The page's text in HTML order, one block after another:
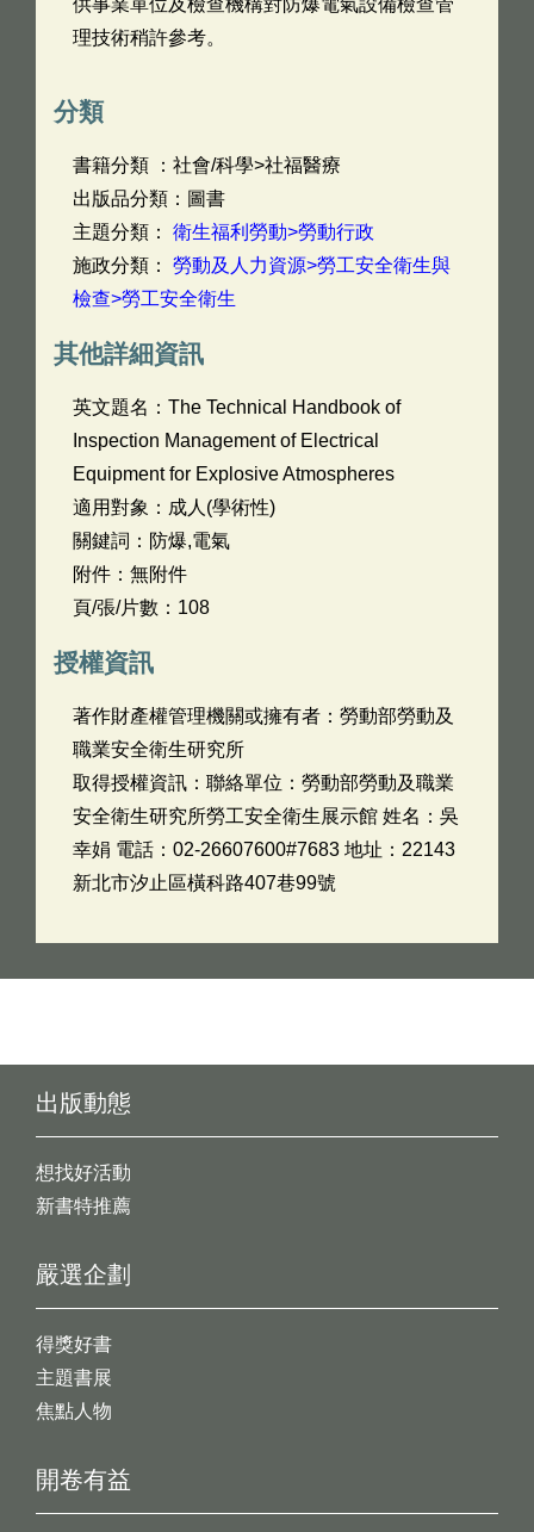
供事業單位及檢查機構對防爆電氣設備檢查管
理技術稍許參考。
分類
書籍分類 ：社會/科學>社福醫療
出版品分類：圖書
主題分類： 衛生福利勞動>勞動行政
施政分類： 勞動及人力資源>勞工安全衛生與
檢查>勞工安全衛生
其他詳細資訊
英文題名： The Technical Handbook of
Inspection Management of Electrical
Equipment for Explosive Atmospheres
適用對象：成人(學術性)
關鍵詞：防爆,電氣
附件：無附件
頁/張/片數：108
授權資訊
著作財產權管理機關或擁有者：勞動部勞動及
職業安全衛生研究所
取得授權資訊：聯絡單位：勞動部勞動及職業
安全衛生研究所勞工安全衛生展示館 姓名：吳
幸娟 電話：02-26607600#7683 地址：22143
新北市汐止區橫科路407巷99號
出版動態
想找好活動
新書特推薦
開卷有益
嚴選企劃
得獎好書
主題書展
焦點人物